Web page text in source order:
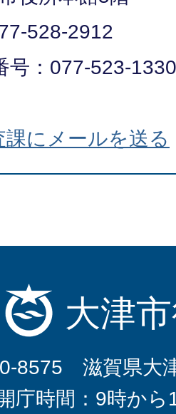
528-2912
号：077-523-1330
課にメールを送る
大津
8575 滋賀県大
庁時間：9時から